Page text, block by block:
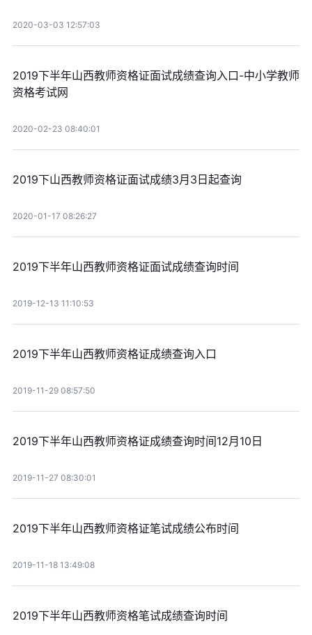
2020-03-03 12:57:03
2019下半年山西教师资格证面试成绩查询入口-中小学教师
资格考试网
2020-02-23 08:40:01
2019下山西教师资格证面试成绩3月3日起查询
2020-01-17 08:26:27
2019下半年山西教师资格证面试成绩查询时间
2019-12-13 11:10:53
2019下半年山西教师资格证成绩查询入口
2019-11-29 08:57:50
2019下半年山西教师资格证成绩查询时间12月10日
2019-11-27 08:30:01
2019下半年山西教师资格证笔试成绩公布时间
2019-11-18 13:49:08
2019下半年山西教师资格笔试成绩查询时间